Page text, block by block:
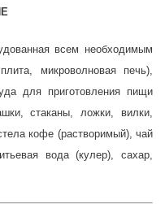
всем необходимым
микроволновая печь),
для приготовления пищи
стаканы, ложки, вилки,
кофе (растворимый), чай
вода (кулер), сахар,